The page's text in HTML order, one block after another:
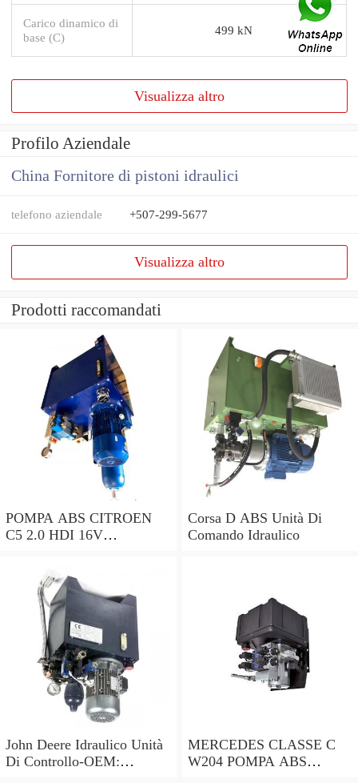
Carico dinamico di
base (C)
499 kN
Visualizza altro
Profilo Aziendale
China Fornitore di pistoni idraulici
telefono aziendale +507-299-5677
Visualizza altro
Prodotti raccomandati
POMPA ABS CITROEN
C5 2.0 HDI 16V
Corsa D ABS Unità Di
Comando Idraulico
John Deere Idraulico Unità
Di Controllo-OEM:
MERCEDES CLASSE C
W204 POMPA ABS